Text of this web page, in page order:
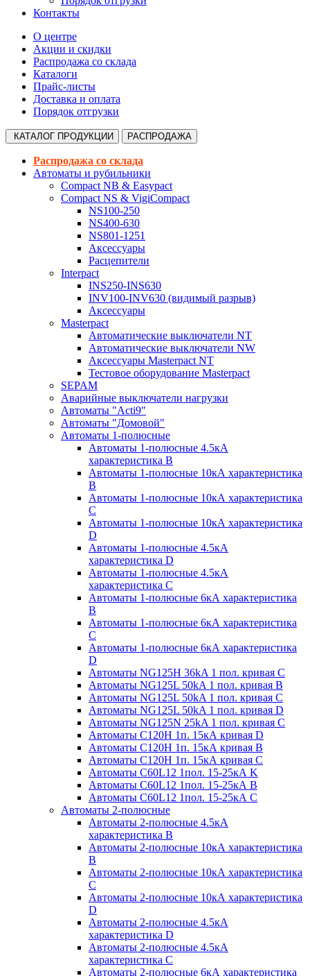
Контакты
О центре
Акции и скидки
Распродажа со склада
Каталоги
Прайс-листы
Доставка и оплата
Порядок отгрузки
КАТАЛОГ ПРОДУКЦИИ РАСПРОДАЖА
Распродажа со склада
Автоматы и рубильники
Compact NB & Easypact
Compact NS & VigiCompact
NS100-250
NS400-630
NS801-1251
Аксессуары
Расцепители
Interpact
INS250-INS630
INV100-INV630 (видимый разрыв)
Аксессуары
Masterpact
Автоматические выключатели NT
Автоматические выключатели NW
Аксессуары Masterpact NT
Тестовое оборудование Masterpact
SEPAM
Аварийные выключатели нагрузки
Автоматы "Acti9"
Автоматы "Домовой"
Автоматы 1-полюсные
Автоматы 1-полюсные 4.5кА
характеристика В
Автоматы 1-полюсные 10кА характеристика
B
Автоматы 1-полюсные 10кА характеристика
C
Автоматы 1-полюсные 10кА характеристика
D
Автоматы 1-полюсные 4.5кА
характеристика D
Автоматы 1-полюсные 4.5кА
характеристика С
Автоматы 1-полюсные 6кА характеристика
B
Автоматы 1-полюсные 6кА характеристика
C
Автоматы 1-полюсные 6кА характеристика
D
Автоматы NG125H 36kA 1 пол. кривая C
Автоматы NG125L 50kA 1 пол. кривая B
Автоматы NG125L 50kA 1 пол. кривая C
Автоматы NG125L 50kA 1 пол. кривая D
Автоматы NG125N 25kA 1 пол. кривая C
Автоматы С120H 1п. 15кА кривая D
Автоматы С120H 1п. 15кА кривая В
Автоматы С120H 1п. 15кА кривая С
Автоматы С60L12 1пол. 15-25кА K
Автоматы С60L12 1пол. 15-25кА В
Автоматы С60L12 1пол. 15-25кА С
Автоматы 2-полюсные
Автоматы 2-полюсные 4.5кА
характеристика В
Автоматы 2-полюсные 10кА характеристика
B
Автоматы 2-полюсные 10кА характеристика
C
Автоматы 2-полюсные 10кА характеристика
D
Автоматы 2-полюсные 4.5кА
характеристика D
Автоматы 2-полюсные 4.5кА
характеристика С
Автоматы 2-полюсные 6кА характеристика